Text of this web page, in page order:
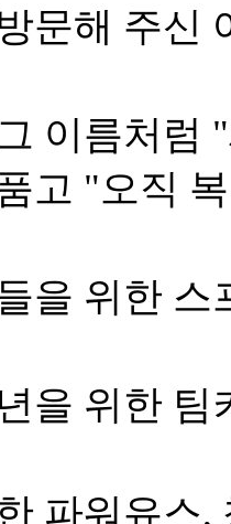
문해 주신
이름처럼
고 "오직
을 위한
을 위한
파워유스,